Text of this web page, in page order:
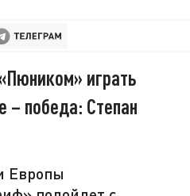
играть
– победа: Степан
Европы